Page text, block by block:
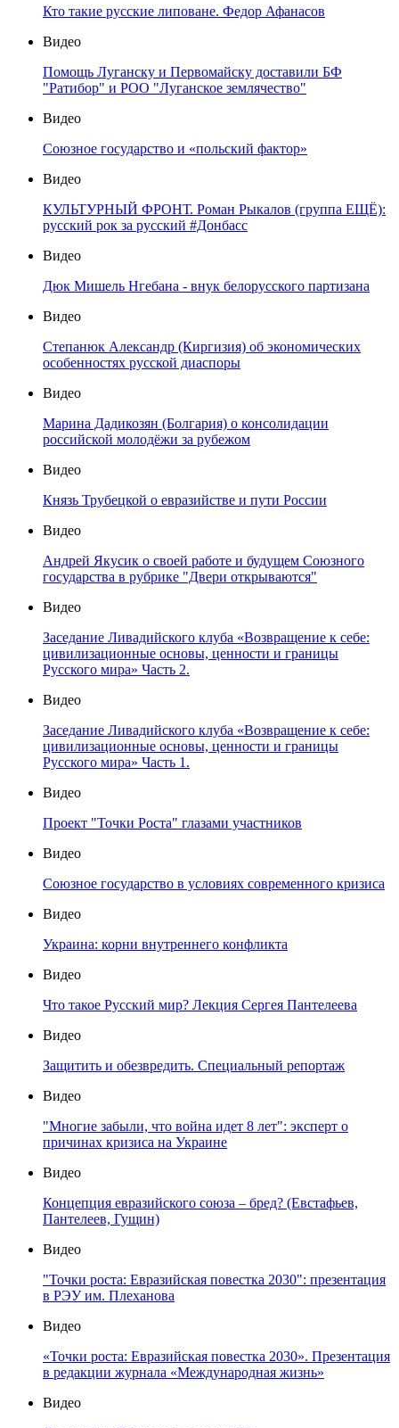
Кто такие русские липоване. Федор Афанасов
Видео
Помощь Луганску и Первомайску доставили БФ
"Ратибор" и РОО "Луганское землячество"
Видео
Союзное государство и «польский фактор»
Видео
КУЛЬТУРНЫЙ ФРОНТ. Роман Рыкалов (группа ЕЩЁ):
русский рок за русский #Донбасс
Видео
Дюк Мишель Нгебана - внук белорусского партизана
Видео
Степанюк Александр (Киргизия) об экономических
особенностях русской диаспоры
Видео
Марина Дадикозян (Болгария) о консолидации
российской молодёжи за рубежом
Видео
Князь Трубецкой о евразийстве и пути России
Видео
Андрей Якусик о своей работе и будущем Союзного
государства в рубрике "Двери открываются"
Видео
Заседание Ливадийского клуба «Возвращение к себе:
цивилизационные основы, ценности и границы
Русского мира» Часть 2.
Видео
Заседание Ливадийского клуба «Возвращение к себе:
цивилизационные основы, ценности и границы
Русского мира» Часть 1.
Видео
Проект "Точки Роста" глазами участников
Видео
Союзное государство в условиях современного кризиса
Видео
Украина: корни внутреннего конфликта
Видео
Что такое Русский мир? Лекция Сергея Пантелеева
Видео
Защитить и обезвредить. Специальный репортаж
Видео
"Многие забыли, что война идет 8 лет": эксперт о
причинах кризиса на Украине
Видео
Концепция евразийского союза – бред? (Евстафьев,
Пантелеев, Гущин)
Видео
"Точки роста: Евразийская повестка 2030": презентация
в РЭУ им. Плеханова
Видео
«Точки роста: Евразийская повестка 2030». Презентация
в редакции журнала «Международная жизнь»
Видео